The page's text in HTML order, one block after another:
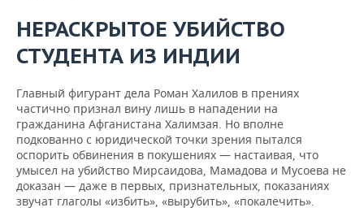
НЕРАСКРЫТОЕ УБИЙСТВО
СТУДЕНТА ИЗ ИНДИИ
Главный фигурант дела Роман Халилов в прениях
частично признал вину лишь в нападении на
гражданина Афганистана Халимзая. Но вполне
подкованно с юридической точки зрения пытался
оспорить обвинения в покушениях — настаивая, что
умысел на убийство Мирсаидова, Мамадова и Мусоева не
доказан — даже в первых, признательных, показаниях
звучат глаголы «избить», «вырубить», «покалечить».